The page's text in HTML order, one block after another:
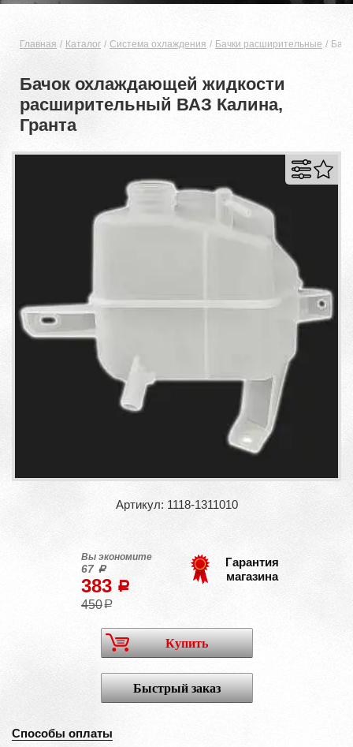
Главная Каталог Система охлаждения Бачки расширительные
Бачок охлаждающей жидкости
расширительный ВАЗ Калина,
Гранта
Артикул: 1118-1311010
Вы экономите
67 a
383 a
450a
Гарантия
магазина
Купить
Быстрый заказ
Способы оплаты